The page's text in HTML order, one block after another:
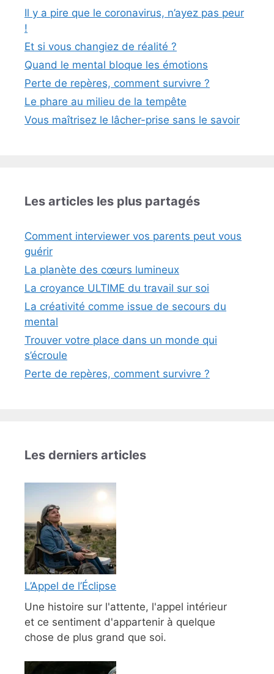
Il y a pire que le coronavirus, n’ayez pas peur
!
Et si vous changiez de réalité ?
Quand le mental bloque les émotions
Perte de repères, comment survivre ?
Le phare au milieu de la tempête
Vous maîtrisez le lâcher-prise sans le savoir
Les articles les plus partagés
Comment interviewer vos parents peut vous
guérir
La planète des cœurs lumineux
La croyance ULTIME du travail sur soi
La créativité comme issue de secours du
mental
Trouver votre place dans un monde qui
s’écroule
Perte de repères, comment survivre ?
Les derniers articles
L’Appel de l’Éclipse
Une histoire sur l'attente, l'appel intérieur
et ce sentiment d'appartenir à quelque
chose de plus grand que soi.